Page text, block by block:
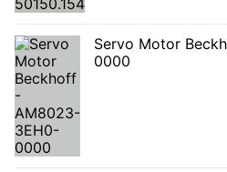
Servo Motor
0000